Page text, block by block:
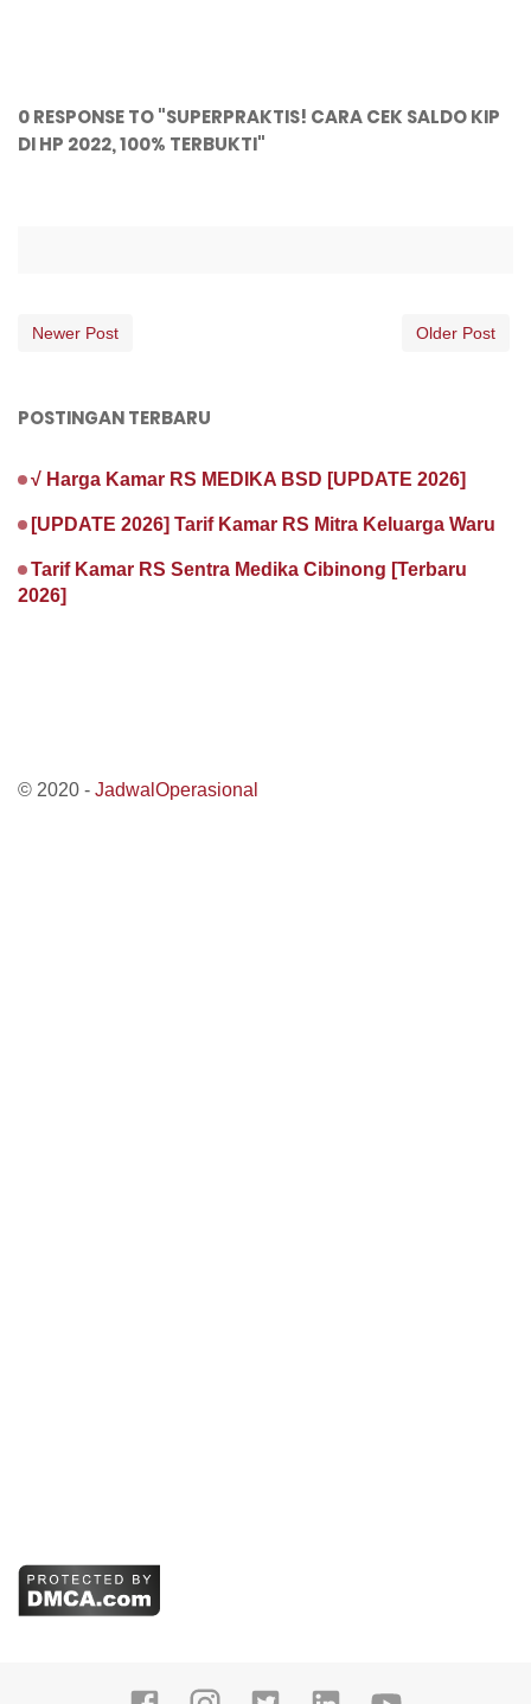
0 RESPONSE TO "SUPERPRAKTIS! CARA CEK SALDO KIP
DI HP 2022, 100% TERBUKTI"
Newer Post Older Post
POSTINGAN TERBARU
√ Harga Kamar RS MEDIKA BSD [UPDATE 2026]
[UPDATE 2026] Tarif Kamar RS Mitra Keluarga Waru
Tarif Kamar RS Sentra Medika Cibinong [Terbaru
2026]
© 2020 - JadwalOperasional